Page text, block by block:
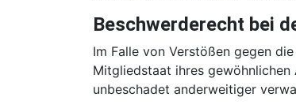
Beschwerderecht bei
Im Falle von Verstößen gegen
Mitgliedstaat ihres
unbeschadet anderweitiger